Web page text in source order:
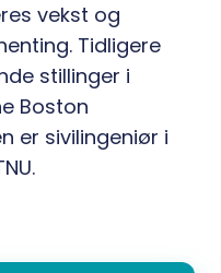
vekst og
Tidligere
stillinger i
Boston
er sivilingeniør i